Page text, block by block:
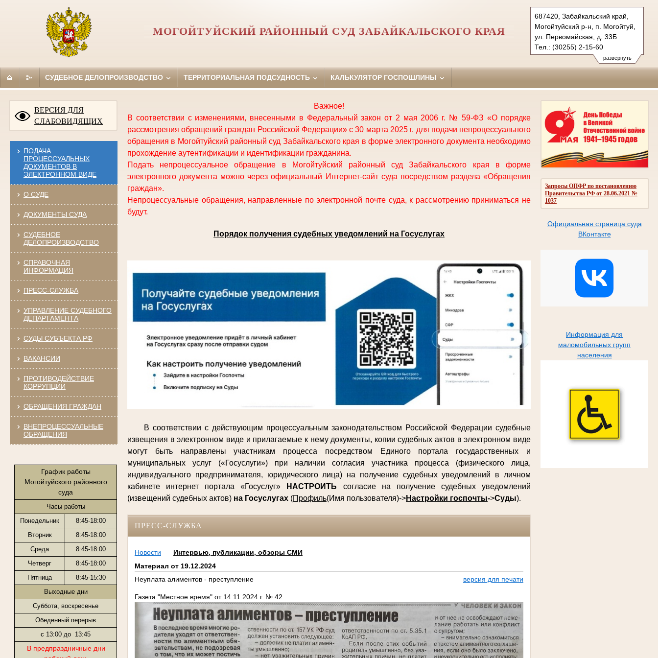
развернуть
687420, Забайкальский край,
Могойтуйский р-н, п. Могойтуй,
ул. Первомайская, д. 33Б
Тел.: (30255) 2-15-60
mogoytuysky.abao@sudrf.ru
МОГОЙТУЙСКИЙ РАЙОННЫЙ СУД ЗАБАЙКАЛЬСКОГО КРАЯ
СУДЕБНОЕ ДЕЛОПРОИЗВОДСТВО ТЕРРИТОРИАЛЬНАЯ ПОДСУДНОСТЬ КАЛЬКУЛЯТОР ГОСПОШЛИНЫ
ВЕРСИЯ ДЛЯ
СЛАБОВИДЯЩИХ
ПОДАЧА
ПРОЦЕССУАЛЬНЫХ
ДОКУМЕНТОВ В
ЭЛЕКТРОННОМ ВИДЕ
О СУДЕ
ДОКУМЕНТЫ СУДА
СУДЕБНОЕ
ДЕЛОПРОИЗВОДСТВО
СПРАВОЧНАЯ
ИНФОРМАЦИЯ
ПРЕСС-СЛУЖБА
УПРАВЛЕНИЕ СУДЕБНОГО
ДЕПАРТАМЕНТА
СУДЫ СУБЪЕКТА РФ
ВАКАНСИИ
ПРОТИВОДЕЙСТВИЕ
КОРРУПЦИИ
ОБРАЩЕНИЯ ГРАЖДАН
ВНЕПРОЦЕССУАЛЬНЫЕ
ОБРАЩЕНИЯ
График работы
Могойтуйского районного
суда
Часы работы
Понедельник
8:45-18:00
Вторник
8:45-18:00
Среда
8:45-18:00
Четверг
8:45-18:00
Пятница
8:45-15:30
Выходные дни
Суббота, воскресенье
Обеденный перерыв
с 13:00 до 13:45
В предпраздничные дни
Запросы ОПФР по постановлению
Правительства РФ от 28.06.2021 №
1037
Официальная страница суда
ВКонтакте
Информация для
маломобильных групп
населения
Важное!
В соответствии с изменениями, внесенными в Федеральный закон от 2 мая 2006 г. № 59-ФЗ «О порядке
рассмотрения обращений граждан Российской Федерации» с 30 марта 2025 г. для подачи непроцессуального
обращения в Могойтуйский районный суд Забайкальского края в форме электронного документа необходимо
прохождение аутентификации и идентификации гражданина.
Подать непроцессуальное обращение в
Могойтуйский районный суд Забайкальского края в форме
электронного документа можно через официальный Интернет-сайт суда посредством раздела «Обращения
граждан».
Непроцессуальные обращения, направленные по электронной почте суда, к рассмотрению приниматься не
будут.
Порядок получения судебных уведомлений на Госуслугах
В соответствии с действующим процессуальным законодательством Российской Федерации судебные
извещения в электронном виде и прилагаемые к нему документы, копии судебных актов в электронном виде
могут быть направлены участникам процесса посредством Единого портала государственных и
муниципальных услуг («Госуслуги») при наличии согласия участника процесса (физического лица,
индивидуального предпринимателя, юридического лица) на получение судебных уведомлений в личном
кабинете интернет портала «Госуслуг»
НАСТРОИТЬ согласие на получение судебных уведомлений
(извещений судебных актов) на Госуслугах(Профиль(Имя пользователя)->Настройки госпочты->Суды).
ПРЕСС-СЛУЖБА
Новости
Интервью, публикации, обзоры СМИ
Материал от 19.12.2024
Неуплата алиментов - преступление
версия для печати
Газета "Местное время" от 14.11.2024 г. № 42